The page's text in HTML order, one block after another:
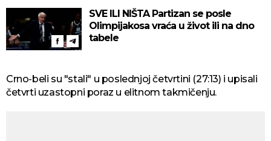
SVE ILI NIŠTA Partizan se posle
Olimpijakosa vraća u život ili na dno
tabele
Crno-beli su "stali" u poslednjoj četvrtini (27:13) i upisali
četvrti uzastopni poraz u elitnom takmičenju.